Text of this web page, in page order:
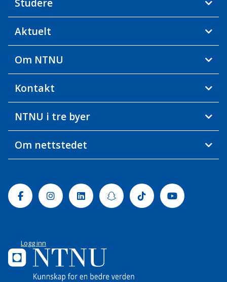
Studere
Aktuelt
Om NTNU
Kontakt
NTNU i tre byer
Om nettstedet
FacebookInstagramLinkedinSnapchatTiktok Youtube
Logg inn